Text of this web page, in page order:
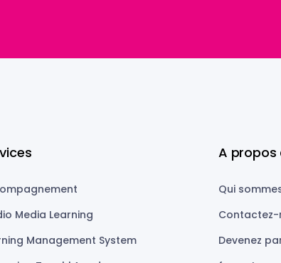
Media Learning
Management System
A propos
Qui
Contactez-
Devenez